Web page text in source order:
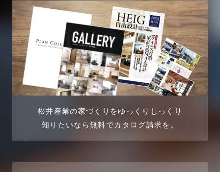
松井産業の家づくりをゆっくりじっくり
知りたいなら無料でカタログ請求を。